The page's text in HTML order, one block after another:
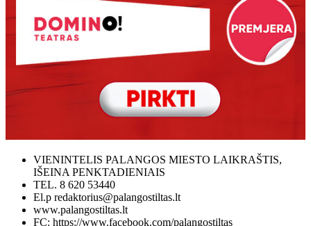
VIENINTELIS PALANGOS MIESTO LAIKRAŠTIS,
IŠEINA PENKTADIENIAIS
TEL. 8 620 53440
El.p redaktorius@palangostiltas.lt
www.palangostiltas.lt
FC: https://www.facebook.com/palangostiltas